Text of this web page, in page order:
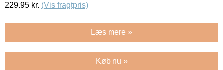
229.95 kr. (Vis fragtpris)
Læs mere »
Køb nu »